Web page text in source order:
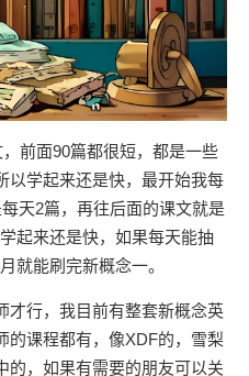
前面90篇都很短，都是一些
以学起来还是快，最开始我每
天2篇，再往后面的课文就是
起来还是快，如果每天能抽
就能刷完新概念一。
才行，我目前有整套新概念英
的课程都有，像XDF的，雪梨
的，如果有需要的朋友可以关